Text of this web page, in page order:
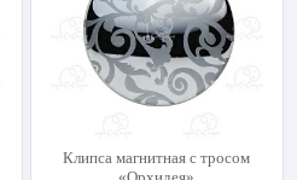
Клипса магнитная с тросом